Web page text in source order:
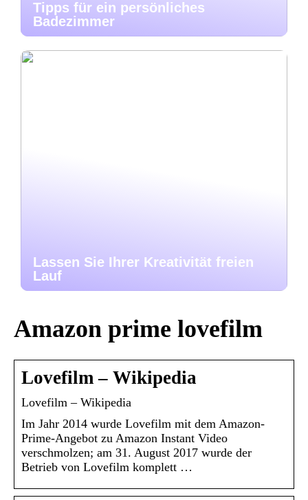
Tipps für ein persönliches
Badezimmer
Lassen Sie Ihrer Kreativität freien
Lauf
Amazon prime lovefilm
Lovefilm – Wikipedia
Lovefilm – Wikipedia
Im Jahr 2014 wurde Lovefilm mit dem Amazon-
Prime-Angebot zu Amazon Instant Video
verschmolzen; am 31. August 2017 wurde der
Betrieb von Lovefilm komplett …